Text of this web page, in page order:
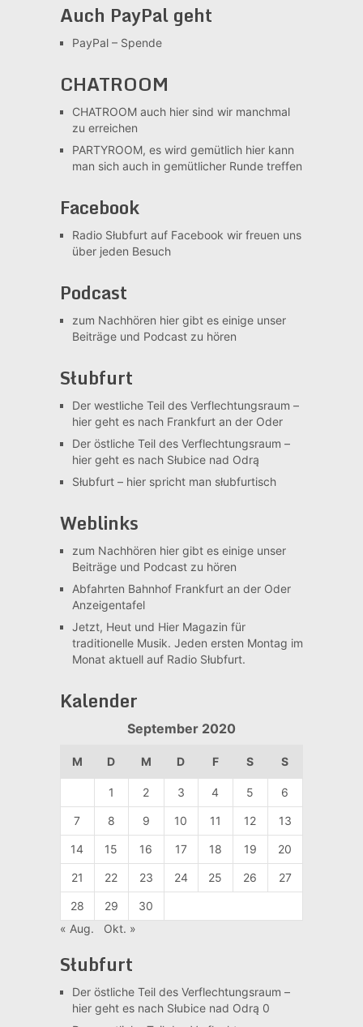
Auch PayPal geht
PayPal – Spende
CHATROOM
CHATROOMauch hier sind wir manchmal
zu erreichen
PARTYROOM, es wird gemütlichhier kann
man sich auch in gemütlicher Runde treffen
Facebook
Radio Słubfurt auf Facebook wir freuen uns
über jeden Besuch
Podcast
zum Nachhören hier gibt es einige unser
Beiträge und Podcast zu hören
Słubfurt
Der westliche Teil des Verflechtungsraum –
hier geht es nach Frankfurt an der Oder
Der östliche Teil des Verflechtungsraum –
hier geht es nach Słubice nad Odrą
Słubfurt –hier spricht man słubfurtisch
Weblinks
zum Nachhören hier gibt es einige unser
Beiträge und Podcast zu hören
Abfahrten Bahnhof Frankfurt an der Oder
Anzeigentafel
Jetzt, Heut und HierMagazin für
traditionelle Musik. Jeden ersten Montag im
Monat aktuell auf Radio Słubfurt.
Kalender
September 2020
M D M D F S S
1 2 3 4 5 6
7 8 9 10 11 12 13
14 15 16 17 18 19 20
21 22 23 24 25 26 27
28 29
30
« Aug.
Okt. »
Słubfurt
Der östliche Teil des Verflechtungsraum –
hier geht es nach Słubice nad Odrą 0